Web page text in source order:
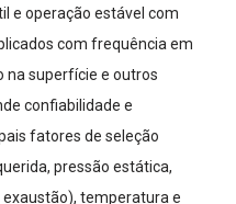
e operação estável com
com frequência em
na superfície e outros
confiabilidade e
fatores de seleção
pressão estática,
temperatura e